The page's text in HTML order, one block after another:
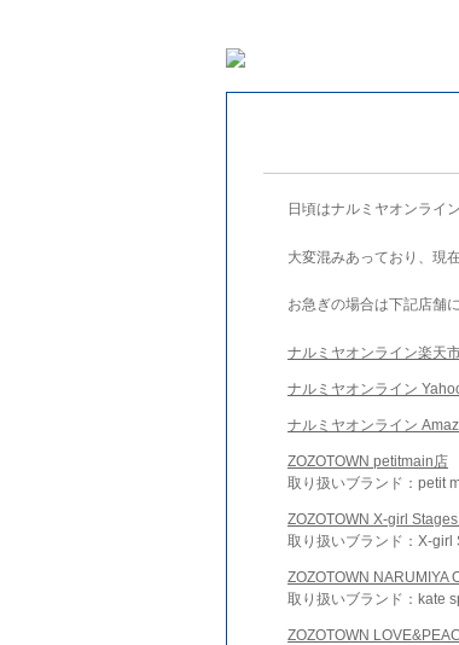
日頃はナルミヤオンライ
大変混みあっており、現
お急ぎの場合は下記店舗
ナルミヤオンライン楽天
ナルミヤオンライン
ナルミヤオンライン
ZOZOTOWN petitmain店
取り扱いブランド：petit
ZOZOTOWN X-girl
取り扱いブランド：X-girl
ZOZOTOWN NARUMIYA
取り扱いブランド：kate
ZOZOTOWN